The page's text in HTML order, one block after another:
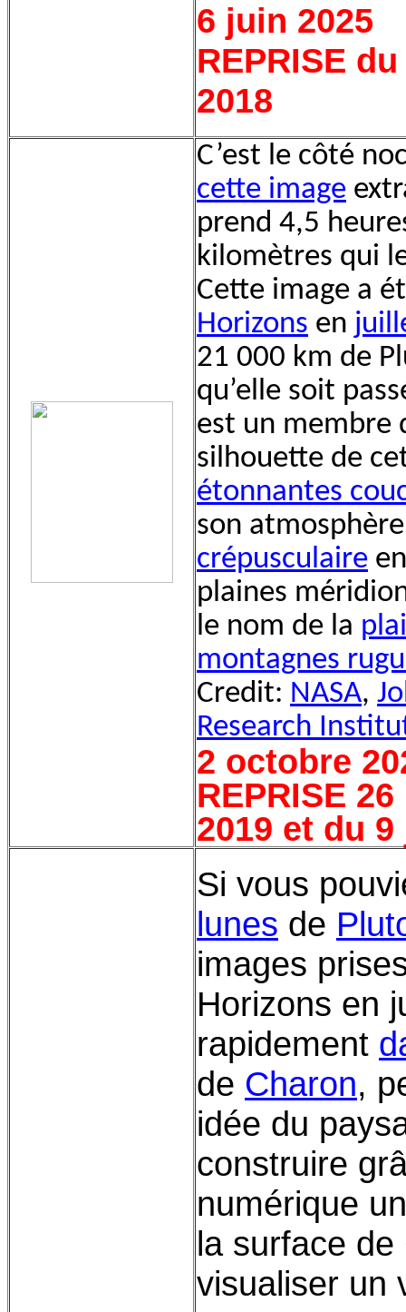
6 juin 2025
REPRISE
2018
C’est le côté
cette image
prend 4,5
kilomètres qui
Cette image a
Horizons en
21 000 km de
qu’elle soit
est un membre
silhouette de
étonnantes
son
crépusculaire
plaines
le nom de la
montagnes
Credit: NASA,
Research
2 octobre
REPRISE
2019 et du
Si vous
lunes de
images
Horizons en
rapidement
de Charon,
idée du
construire
numérique
la surface
visualiser un